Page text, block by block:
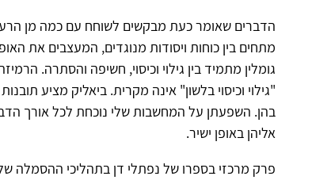
הדברים שאומר כעת מבקשים לשוחח עם כמה מן
מתחים בין כוחות ויסודות מנוגדים, המעצבים את
גומלין מתמיד בין גילוי וכיסוי, חשיפה והסתרה.
"גילוי וכיסוי בלשון" אינה מקרית. ביאליק מציע
בהן. השפעתן על המחשבות שלי נוכחת לכל אורך
אליהן באופן ישיר.
פרק מרכזי בספרו של נפתלי דן בתהליכי ההסמלה